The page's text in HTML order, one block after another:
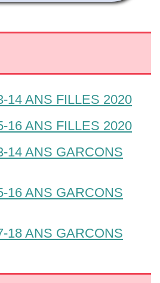
14 ANS FILLES 2020
16 ANS FILLES 2020
14 ANS GARCONS
16 ANS GARCONS
18 ANS GARCONS